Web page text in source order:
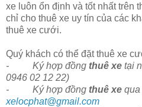
xe luôn ổn định và tốt nhất trên
chỉ cho thuê xe uy tín của các
thuê xe cưới.
Quý khách có thể đặt thuê xe
- Ký hợp đồng thuê xe tại
0946 02 12 22)
- Ký hợp đồng thuê xe qua
xelocphat@gmail.com